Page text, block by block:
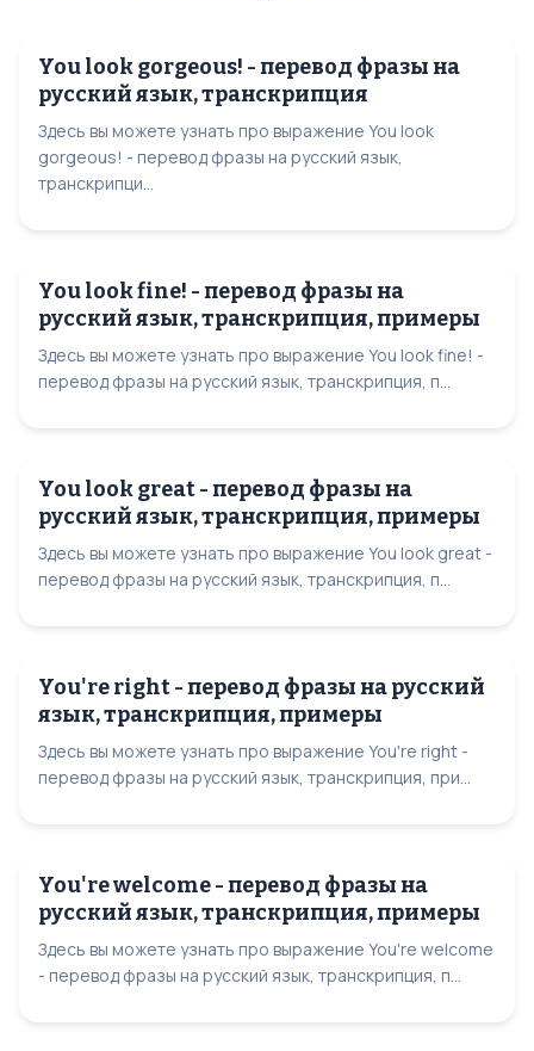
You look gorgeous! - перевод фразы на
русский язык, транскрипция
Здесь вы можете узнать про выражение You look
gorgeous! - перевод фразы на русский язык,
транскрипци...
You look fine! - перевод фразы на
русский язык, транскрипция, примеры
Здесь вы можете узнать про выражение You look fine! -
перевод фразы на русский язык, транскрипция, п...
You look great - перевод фразы на
русский язык, транскрипция, примеры
Здесь вы можете узнать про выражение You look great -
перевод фразы на русский язык, транскрипция, п...
You're right - перевод фразы на русский
язык, транскрипция, примеры
Здесь вы можете узнать про выражение You're right -
перевод фразы на русский язык, транскрипция, при...
You're welcome - перевод фразы на
русский язык, транскрипция, примеры
Здесь вы можете узнать про выражение You're welcome
- перевод фразы на русский язык, транскрипция, п...